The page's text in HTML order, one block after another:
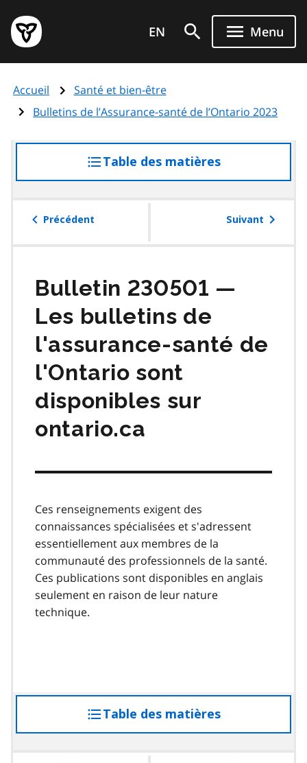
au
contenu
principal
Page
d'accueil
de
l'Ontario
EN Menu
Accueil
Santé et bien-être
Bulletins de l’Assurance-santé de l’Ontario 2023
Table des matières
à
table
Précédent Suivant
Bulletin 230501 —
Les bulletins de
l'assurance-santé de
l'Ontario sont
disponibles sur
ontario.ca
Ces renseignements exigent des
connaissances spécialisées et s'adressent
essentiellement aux membres de la
communauté des professionnels de la santé.
Ces publications sont disponibles en anglais
seulement en raison de leur nature
technique.
Table des matières
à